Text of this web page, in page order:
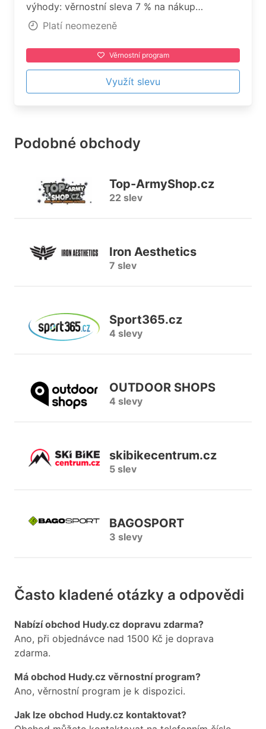
výhody: věrnostní sleva 7 % na nákup
nezlevněného zboží, prodloužení lhůty na
vstup na Hudy stěny, 20% sleva v HUDY
půjčovnách na zapůjčení outdoor vybavení.
Platí neomezeně
Věrnostní program
Využít slevu
Podobné obchody
Top-ArmyShop.cz
22 slev
Iron Aesthetics
7 slev
Sport365.cz
4 slevy
OUTDOOR SHOPS
4 slevy
skibikecentrum.cz
5 slev
BAGOSPORT
3 slevy
Často kladené otázky a odpovědi
Nabízí obchod Hudy.cz dopravu zdarma?
Ano, při objednávce nad 1500 Kč je doprava
zdarma.
Má obchod Hudy.cz věrnostní program?
Ano, věrnostní program je k dispozici.
Jak lze obchod Hudy.cz kontaktovat?